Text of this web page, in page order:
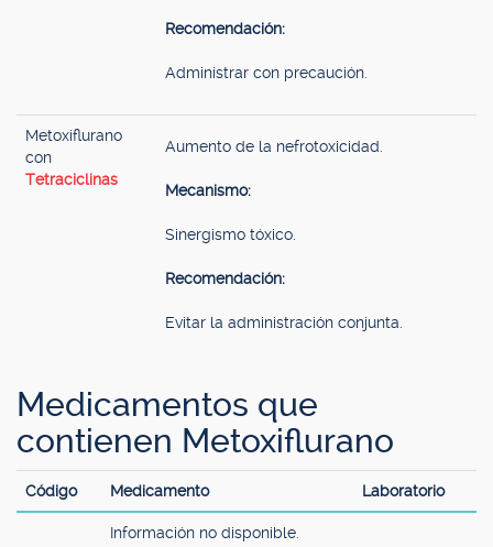
Recomendación:
Administrar con precaución.
Metoxiflurano
con
Tetraciclinas
Aumento de la nefrotoxicidad.
Mecanismo:
Sinergismo tóxico.
Recomendación:
Evitar la administración conjunta.
Medicamentos que
contienen Metoxiflurano
Código Medicamento Laboratorio
Información no disponible.